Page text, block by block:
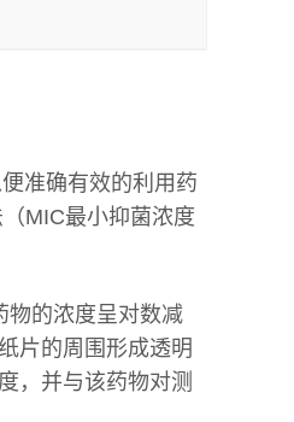
准确有效的利用药
MIC最小抑菌浓度
物的浓度呈对数减
片的周围形成透明
，并与该药物对测